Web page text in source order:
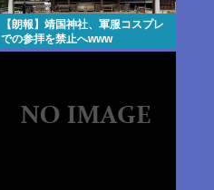
【朗報】靖国神社、軍服コスプレ
での参拝を禁止へwww